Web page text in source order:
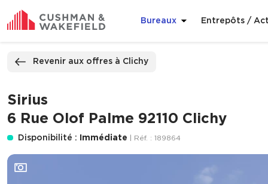
Bureaux Entrepôts /
Revenir aux offres à Clichy
Sirius
6 Rue Olof Palme 92110 Clichy
Disponibilité : Immédiate | Réf. : 189864